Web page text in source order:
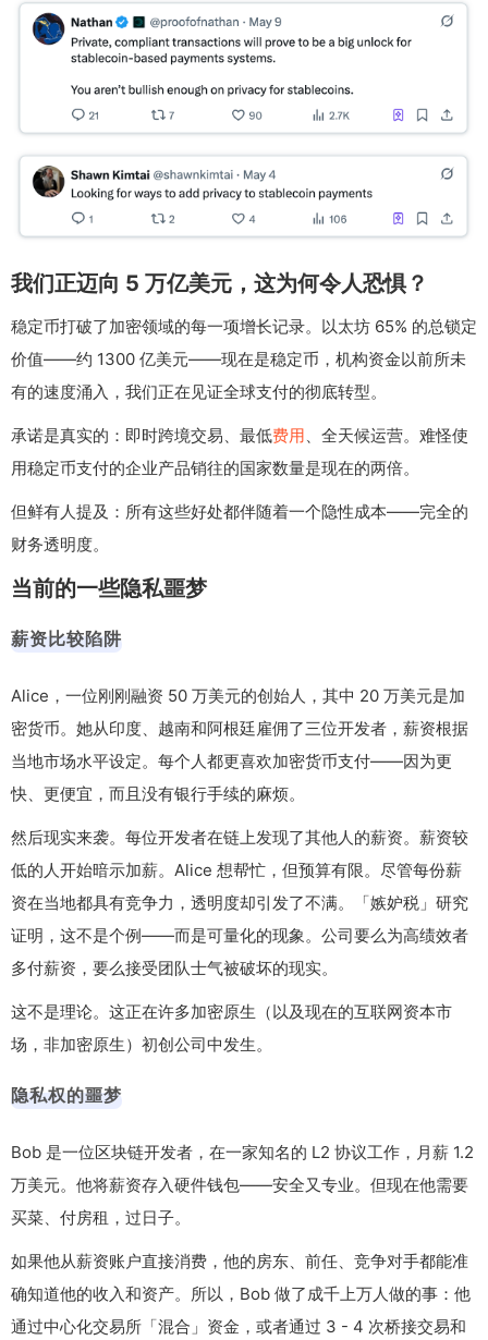
我们正迈向 5 万亿美元，这为何令人恐惧？
稳定币打破了加密领域的每一项增长记录。以太坊 65% 的总锁定
价值——约 1300 亿美元——现在是稳定币，机构资金以前所未
有的速度涌入，我们正在见证全球支付的彻底转型。
承诺是真实的：即时跨境交易、最低费用、全天候运营。难怪使
用稳定币支付的企业产品销往的国家数量是现在的两倍。
但鲜有人提及：所有这些好处都伴随着一个隐性成本——完全的
财务透明度。
当前的一些隐私噩梦
薪资比较陷阱
Alice，一位刚刚融资 50 万美元的创始人，其中 20 万美元是加
密货币。她从印度、越南和阿根廷雇佣了三位开发者，薪资根据
当地市场水平设定。每个人都更喜欢加密货币支付——因为更
快、更便宜，而且没有银行手续的麻烦。
然后现实来袭。每位开发者在链上发现了其他人的薪资。薪资较
低的人开始暗示加薪。Alice 想帮忙，但预算有限。尽管每份薪
资在当地都具有竞争力，透明度却引发了不满。「嫉妒税」研究
证明，这不是个例——而是可量化的现象。公司要么为高绩效者
多付薪资，要么接受团队士气被破坏的现实。
这不是理论。这正在许多加密原生（以及现在的互联网资本市
场，非加密原生）初创公司中发生。
隐私权的噩梦
Bob 是一位区块链开发者，在一家知名的 L2 协议工作，月薪 1.2
万美元。他将薪资存入硬件钱包——安全又专业。但现在他需要
买菜、付房租，过日子。
如果他从薪资账户直接消费，他的房东、前任、竞争对手都能准
确知道他的收入和资产。所以，Bob 做了成千上万人做的事：他
通过中心化交易所「混合」资金，或者通过 3 - 4 次桥接交易和